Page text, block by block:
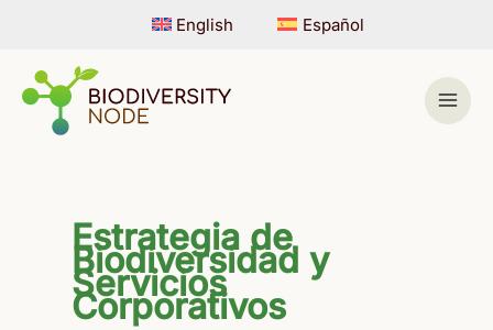
English Español
Estrategia de
Biodiversidad y
Servicios
Corporativos